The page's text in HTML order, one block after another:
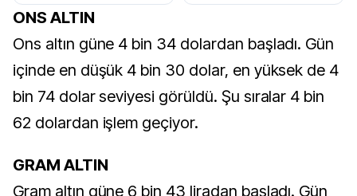
ONS ALTIN
Ons altın güne 4 bin 34 dolardan başladı. Gün
içinde en düşük 4 bin 30 dolar, en yüksek de 4
bin 74 dolar seviyesi görüldü. Şu sıralar 4 bin
62 dolardan işlem geçiyor.
GRAM ALTIN
Gram altın güne 6 bin 43 liradan başladı. Gün